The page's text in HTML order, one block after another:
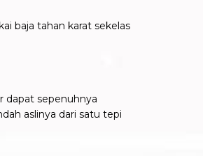
baja tahan karat sekelas
dapat sepenuhnya
aslinya dari satu tepi